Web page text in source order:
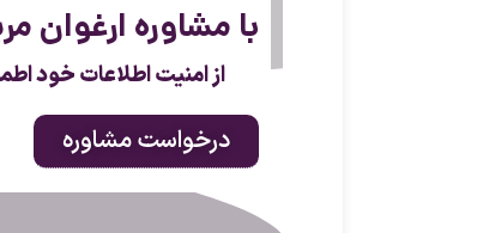
با مشاوره ارغوان
از امنیت اطلاعات خود
درخواست مشاوره